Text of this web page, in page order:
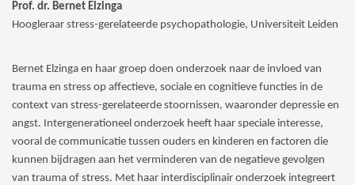
Prof. dr. Bernet Elzinga
Hoogleraar stress-gerelateerde psychopathologie, Universiteit Leiden
Bernet Elzinga en haar groep doen onderzoek naar de invloed van
trauma en stress op affectieve, sociale en cognitieve functies in de
context van stress-gerelateerde stoornissen, waaronder depressie en
angst. Intergenerationeel onderzoek heeft haar speciale interesse,
vooral de communicatie tussen ouders en kinderen en factoren die
kunnen bijdragen aan het verminderen van de negatieve gevolgen
van trauma of stress. Met haar interdisciplinair onderzoek integreert